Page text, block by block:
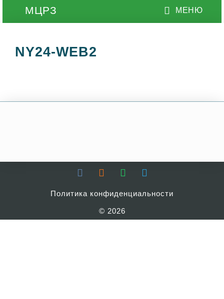
NY24-WEB2
© 2026
Политика конфиденциальности